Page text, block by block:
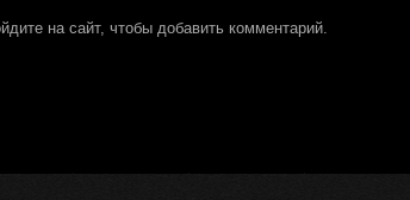
на сайт, чтобы добавить комментарий.